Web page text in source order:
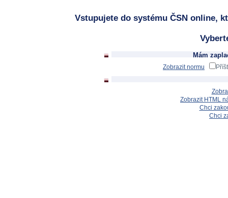
Vstupujete do systému ČSN online,
Mám
Zobrazit normu
Zobrazit HTML
Chci
Chci